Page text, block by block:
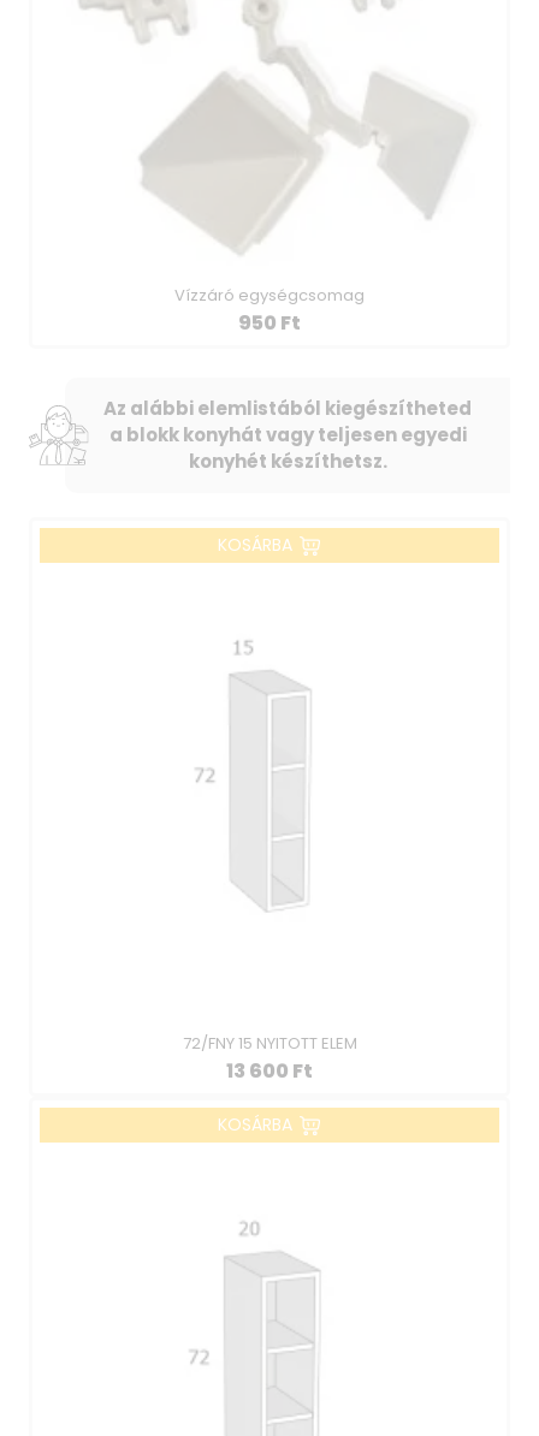
Vízzáró egységcsomag
950 Ft
Az alábbi elemlistából kiegészítheted
a blokk konyhát vagy teljesen egyedi
konyhét készíthetsz.
KOSÁRBA
72/FNY 15 NYITOTT ELEM
13 600 Ft
KOSÁRBA